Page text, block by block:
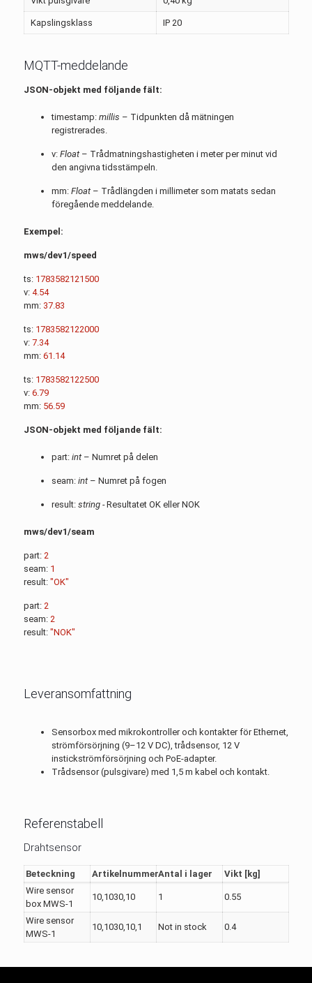
Kapslingsklass IP 20
MQTT-meddelande
JSON-objekt med följande fält:
timestamp: millis – Tidpunkten då mätningen
registrerades.
v: Float– Trådmatningshastigheten i meter per minut vid
den angivna tidsstämpeln.
mm: Float– Trådlängden i millimeter som matats sedan
föregående meddelande.
Exempel:
mws/dev1/speed
ts: 1783582121500
v: 4.54
mm: 37.83
ts: 1783582122000
v: 7.34
mm: 61.14
ts: 1783582122500
v: 6.79
mm: 56.59
JSON-objekt med följande fält:
part: int– Numret på delen
seam: int– Numret på fogen
result: string -Resultatet OK eller NOK
mws/dev1/seam
part: 2
seam: 1
result: "OK"
part: 2
seam: 2
result: "NOK"
Leveransomfattning
Sensorbox med mikrokontroller och kontakter för Ethernet,
strömförsörjning (9–12 V DC), trådsensor, 12 V
instickströmförsörjning och PoE-adapter.
Trådsensor (pulsgivare) med 1,5 m kabel och kontakt.
Referenstabell
Drahtsensor
Beteckning ArtikelnummerAntal i lager
Vikt [kg]
Wire sensor
box MWS-1
10,1030,10 1 0.55
Wire sensor
MWS-1
10,1030,10,1 Not in stock 0.4